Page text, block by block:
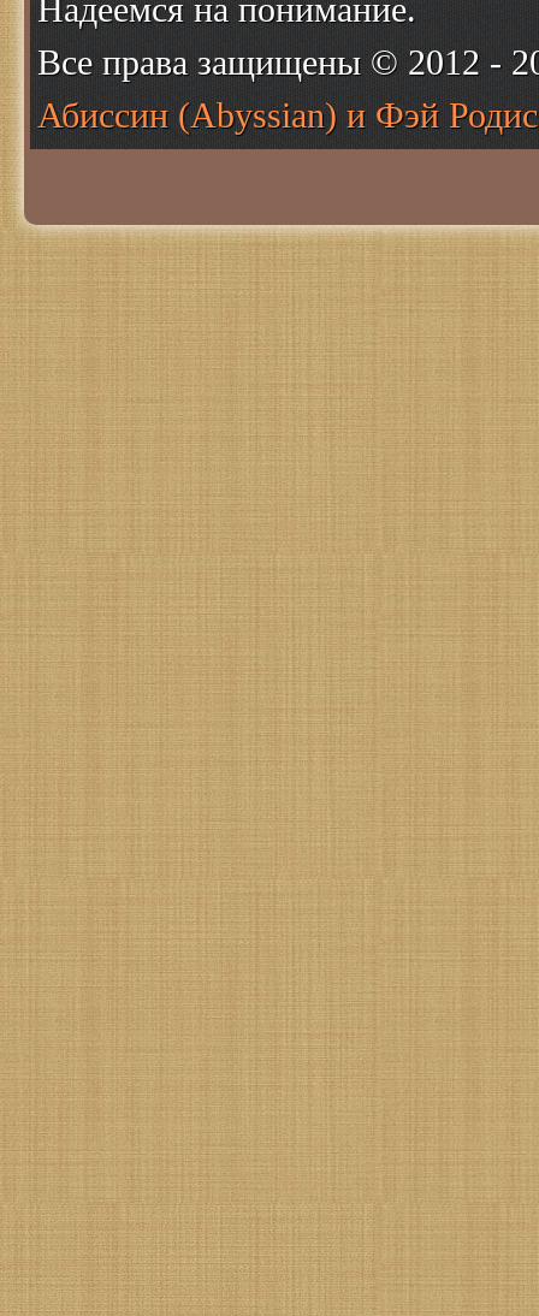
Надеемся на понимание.
Все права защищены © 2012 -
Абиссин (Abyssian) и Фэй